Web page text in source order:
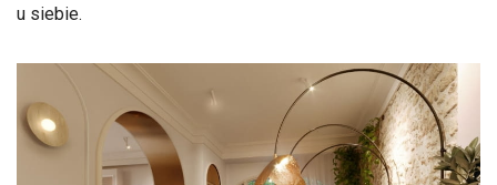
u siebie.